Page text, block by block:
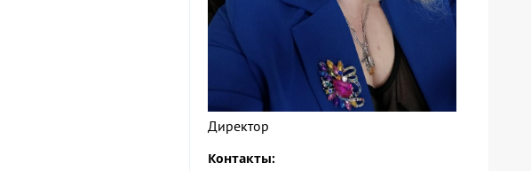
Директор
Контакты: